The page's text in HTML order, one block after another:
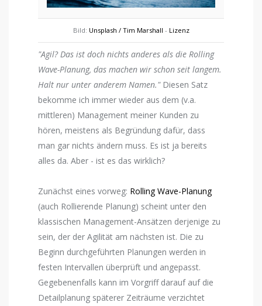
Bild: Unsplash / Tim Marshall - Lizenz
"Agil? Das ist doch nichts anderes als die Rolling
Wave-Planung, das machen wir schon seit langem.
Halt nur unter anderem Namen."Diesen Satz
bekomme ich immer wieder aus dem (v.a.
mittleren) Management meiner Kunden zu
hören, meistens als Begründung dafür, dass
man gar nichts ändern muss. Es ist ja bereits
alles da. Aber - ist es das wirklich?
Zunächst eines vorweg: Rolling Wave-Planung
(auch Rollierende Planung) scheint unter den
klassischen Management-Ansätzen derjenige zu
sein, der der Agilität am nächsten ist. Die zu
Beginn durchgeführten Planungen werden in
festen Intervallen überprüft und angepasst.
Gegebenenfalls kann im Vorgriff darauf auf die
Detailplanung späterer Zeiträume verzichtet